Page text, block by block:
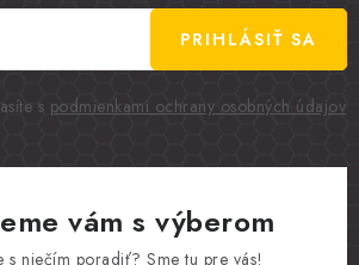
s podmienkami ochrany osobných údajov
PRIHLÁSIŤ SA
vám s výberom
s niečím poradiť? Sme tu pre vás!